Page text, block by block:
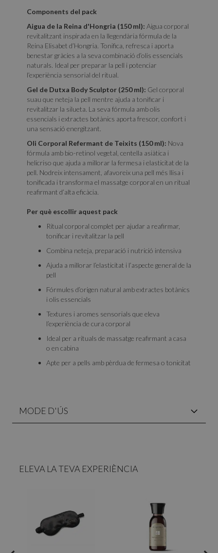
Components del pack
Aigua de la Reina d'Hongria (150 ml): Aigua corporal
revitalitzant inspirada en la llegendària fórmula de la
Reina Elisabet d’Hongria. Tonifica, refresca i aporta
benestar gràcies a la seva combinació d’olis essencials
naturals. Ideal per preparar la pell i potenciar
l’experiència sensorial del ritual.
Gel de Dutxa Body Sculptor (250 ml): Gel corporal
suau que neteja la pell mentre ajuda a tonificar i
revitalitzar la silueta. La seva fórmula amb olis
essencials i extractes botànics aporta frescor, confort i
una sensació energitzant.
Oli Corporal Refermant de Teixits (150 ml): Nova
fórmula amb bio-retinol vegetal, centella asiàtica i
helicriso que ajuda a millorar la fermesa i elasticitat de la
pell. Nodreix intensament, afavoreix una pell més llisa i
tonificada i transforma el massatge corporal en un ritual
reafirmant d’alta eficàcia.
Per què escollir aquest pack
Ritual corporal complet per ajudar a reafirmar,
tonificar i revitalitzar la pell
Combina neteja, preparació i nutrició intensiva
Ajuda a millorar l’elasticitat i l’aspecte general de la
pell
Fórmules d’origen natural amb extractes botànics
i olis essencials
Textures i aromes sensorials que eleva
l’experiència de cura corporal
Ideal per a rituals de massatge reafirmant a casa
o en cabina
Apte per a pells amb pèrdua de fermesa o tonicitat
MODE D'ÚS
ELEVA LA TEVA EXPERIÈNCIA